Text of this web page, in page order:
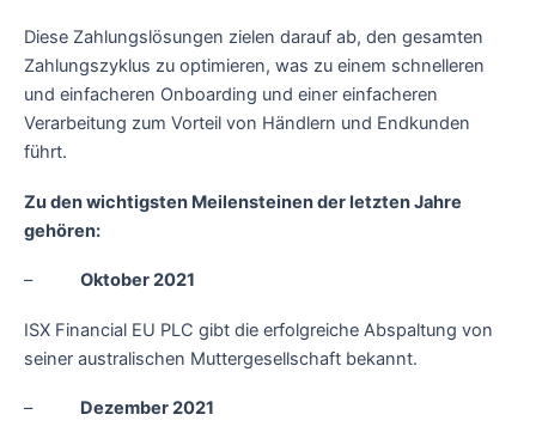
Diese Zahlungslösungen zielen darauf ab, den gesamten
Zahlungszyklus zu optimieren, was zu einem schnelleren
und einfacheren Onboarding und einer einfacheren
Verarbeitung zum Vorteil von Händlern und Endkunden
führt.
Zu den wichtigsten Meilensteinen der letzten Jahre
gehören:
– Oktober 2021
ISX Financial EU PLC gibt die erfolgreiche Abspaltung von
seiner australischen Muttergesellschaft bekannt.
– Dezember 2021